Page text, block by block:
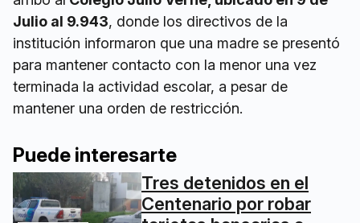
Julio al 9.943, donde los directivos de la
institución informaron que una madre se presentó
para mantener contacto con la menor una vez
terminada la actividad escolar, a pesar de
mantener una orden de restricción.
Puede interesarte
Tres detenidos en el
Centenario por robar